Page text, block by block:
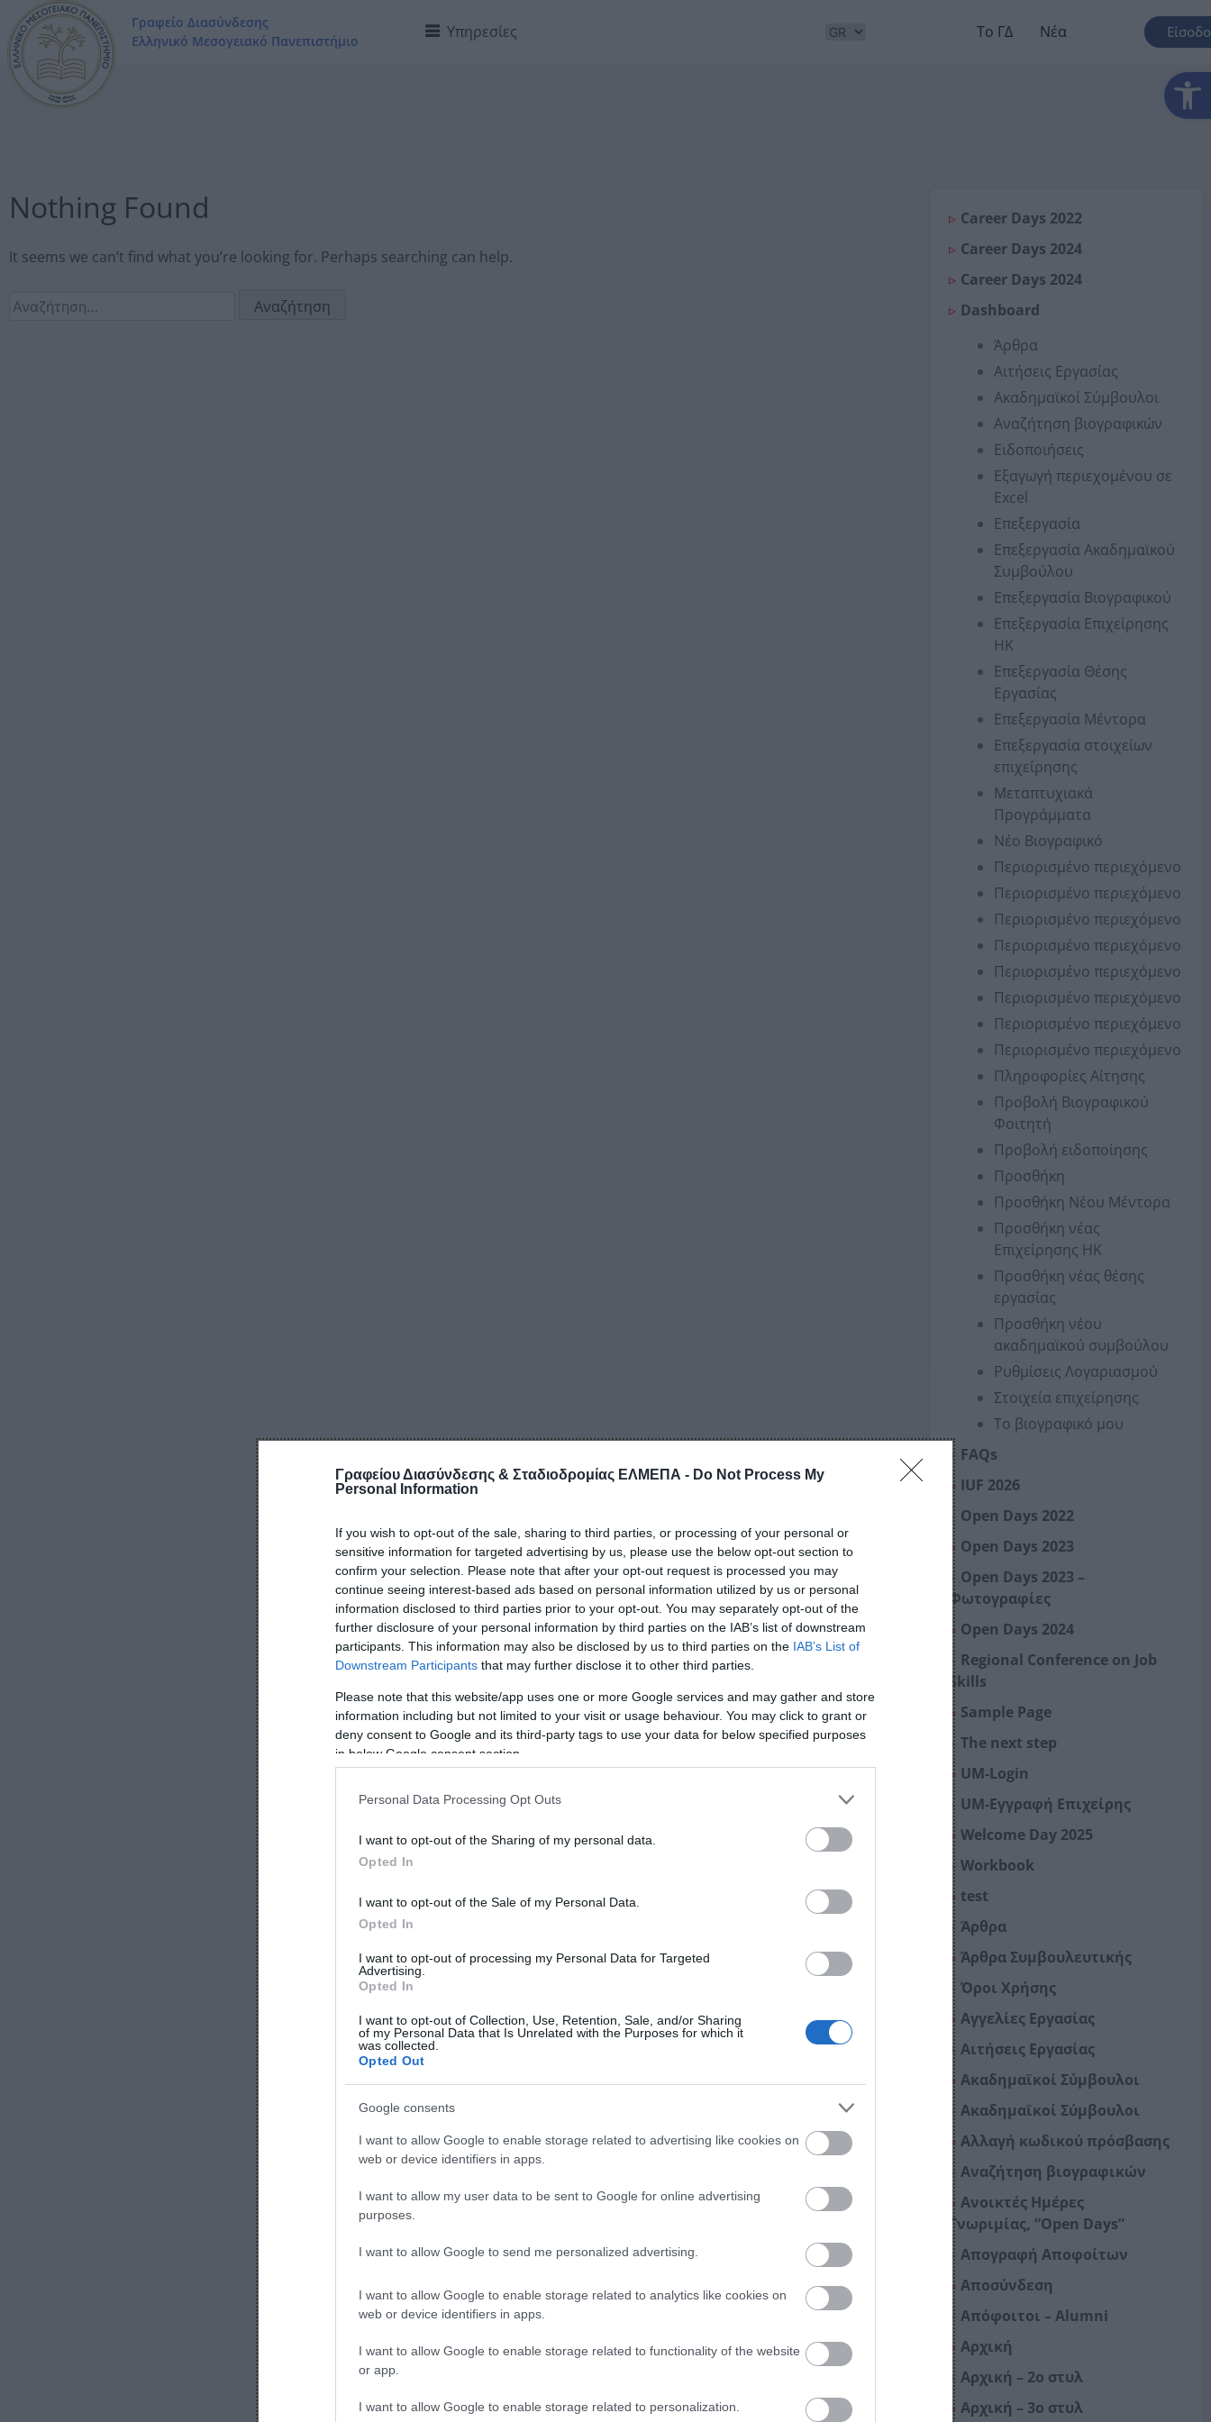
Γραφείου Διασύνδεσης & Σταδιοδρομίας ΕΛΜΕΠΑ - Do Not Process My
Personal Information
If you wish to opt-out of the sale, sharing to third parties, or processing of your personal or
sensitive information for targeted advertising by us, please use the below opt-out section to
confirm your selection. Please note that after your opt-out request is processed you may
continue seeing interest-based ads based on personal information utilized by us or personal
information disclosed to third parties prior to your opt-out. You may separately opt-out of the
further disclosure of your personal information by third parties on the IAB’s list of downstream
participants. This information may also be disclosed by us to third parties on the IAB’s List of
Downstream Participants that may further disclose it to other third parties.
Please note that this website/app uses one or more Google services and may gather and store
information including but not limited to your visit or usage behaviour. You may click to grant or
deny consent to Google and its third-party tags to use your data for below specified purposes
in below Google consent section.
Personal Data Processing Opt Outs
I want to opt-out of the Sharing of my personal data.
Opted In
I want to opt-out of the Sale of my Personal Data.
Opted In
I want to opt-out of processing my Personal Data for Targeted
Advertising.
Opted In
I want to opt-out of Collection, Use, Retention, Sale, and/or Sharing
of my Personal Data that Is Unrelated with the Purposes for which it
was collected.
Opted Out
Google consents
I want to allow Google to enable storage related to advertising like cookies on
web or device identifiers in apps.
I want to allow my user data to be sent to Google for online advertising
purposes.
I want to allow Google to send me personalized advertising.
I want to allow Google to enable storage related to analytics like cookies on
web or device identifiers in apps.
I want to allow Google to enable storage related to functionality of the website
or app.
I want to allow Google to enable storage related to personalization.
Γραφείο Διασύνδεσης
Ελληνικό Μεσογειακό Πανεπιστήμιο
Υπηρεσίες Το ΓΔ Νέα
Nothing Found
It seems we can’t find what you’re looking for. Perhaps searching can help.
Career Days 2022
Career Days 2024
Career Days 2024
Dashboard
Άρθρα
Αιτήσεις Εργασίας
Ακαδημαϊκοί Σύμβουλοι
Αναζήτηση βιογραφικών
Ειδοποιήσεις
Εξαγωγή περιεχομένου σε
Excel
Επεξεργασία
Επεξεργασία Ακαδημαϊκού
Συμβούλου
Επεξεργασία Βιογραφικού
Επεξεργασία Επιχείρησης
ΗΚ
Επεξεργασία Θέσης
Εργασίας
Επεξεργασία Μέντορα
Επεξεργασία στοιχείων
επιχείρησης
Μεταπτυχιακά
Προγράμματα
Νέο Βιογραφικό
Περιορισμένο περιεχόμενο
Περιορισμένο περιεχόμενο
Περιορισμένο περιεχόμενο
Περιορισμένο περιεχόμενο
Περιορισμένο περιεχόμενο
Περιορισμένο περιεχόμενο
Περιορισμένο περιεχόμενο
Περιορισμένο περιεχόμενο
Πληροφορίες Αίτησης
Προβολή Βιογραφικού
Φοιτητή
Προβολή ειδοποίησης
Προσθήκη
Προσθήκη Νέου Μέντορα
Προσθήκη νέας
Επιχείρησης ΗΚ
Προσθήκη νέας θέσης
εργασίας
Προσθήκη νέου
ακαδημαϊκού συμβούλου
Ρυθμίσεις Λογαριασμού
Στοιχεία επιχείρησης
Το βιογραφικό μου
FAQs
IUF 2026
Open Days 2022
Open Days 2023
Open Days 2023 –
Φωτογραφίες
Open Days 2024
Regional Conference on Job
Skills
Sample Page
The next step
UM-Login
UM-Εγγραφή Επιχείρης
Welcome Day 2025
Workbook
test
Άρθρα
Άρθρα Συμβουλευτικής
Όροι Χρήσης
Αγγελίες Εργασίας
Αιτήσεις Εργασίας
Ακαδημαϊκοί Σύμβουλοι
Ακαδημαϊκοί Σύμβουλοι
Αλλαγή κωδικού πρόσβασης
Αναζήτηση βιογραφικών
Ανοικτές Ημέρες
Γνωριμίας, “Open Days”
Απογραφή Αποφοίτων
Αποσύνδεση
Απόφοιτοι – Alumni
Αρχική
Αρχική – 2o στυλ
Αρχική – 3o στυλ